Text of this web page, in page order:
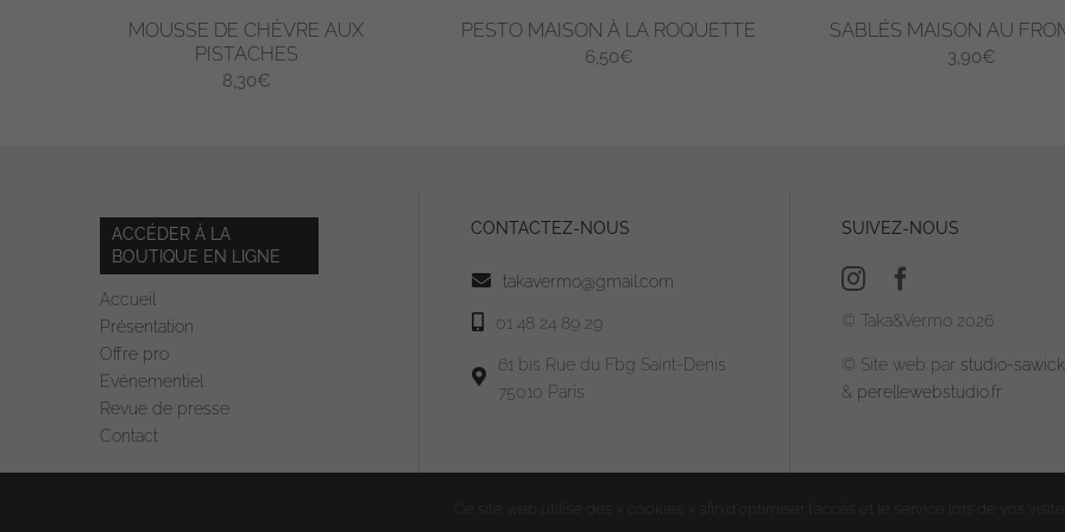
MOUSSE DE CHÈVRE AUX
PISTACHES
8,30€
PESTO MAISON À LA ROQUETTE
6,50€
SABLÉS MAISON AU
3,90€
ACCÉDER À LA
BOUTIQUE EN LIGNE
Accueil
Présentation
Offre pro
Evénementiel
Revue de presse
Contact
CONTACTEZ-NOUS
takavermo@gmail.com
01 48 24 89 29
61 bis Rue du Fbg Saint-Denis
75010 Paris
SUIVEZ-NOUS
© Taka&Vermo 2026
© Site web par studio-
& perellewebstudio.fr